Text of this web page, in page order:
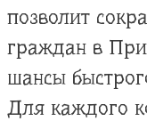
позволит
граждан в
шансы
Для каждого